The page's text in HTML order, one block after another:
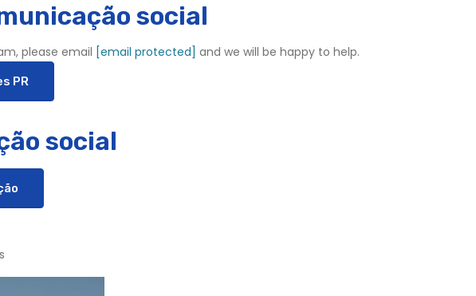
social
please email [email protected] and we will be happy to help.
PR
social